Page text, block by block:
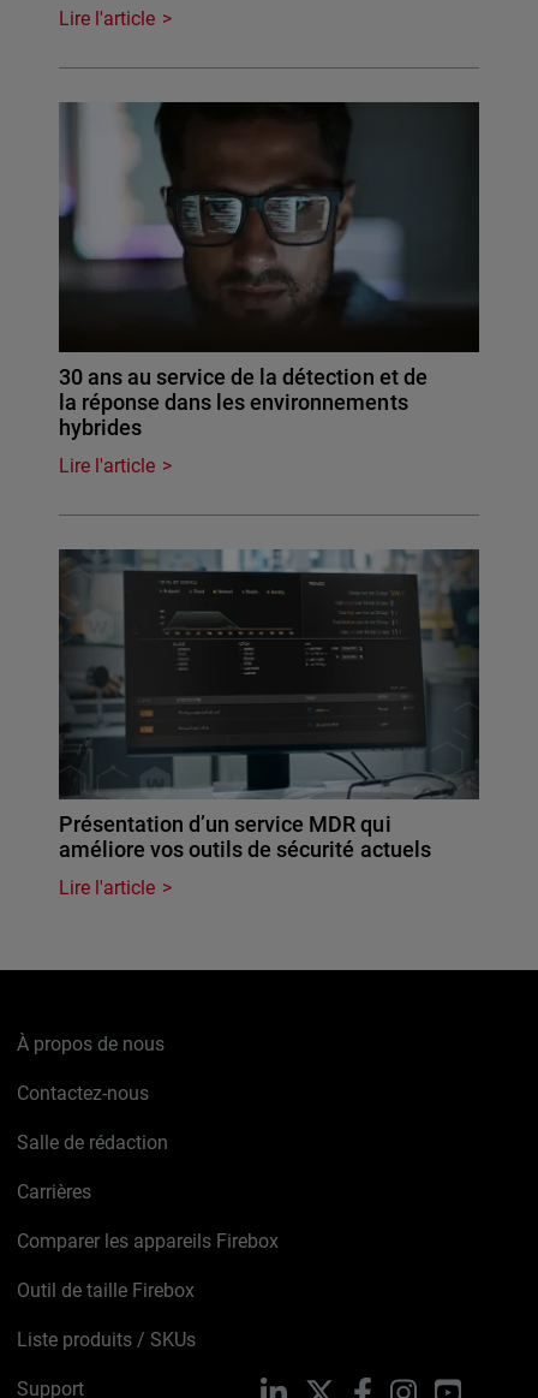
Lire l'article
30 ans au service de la détection et de
la réponse dans les environnements
hybrides
Lire l'article
Présentation d’un service MDR qui
améliore vos outils de sécurité actuels
Lire l'article
À propos de nous
Contactez-nous
Salle de rédaction
Carrières
Comparer les appareils Firebox
Outil de taille Firebox
Liste produits / SKUs
Support LinkedIn FacebookInstagramYouTube